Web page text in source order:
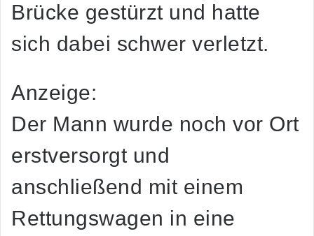
Brücke gestürzt und hatte
sich dabei schwer verletzt.
Anzeige:
Der Mann wurde noch vor Ort
erstversorgt und
anschließend mit einem
Rettungswagen in eine